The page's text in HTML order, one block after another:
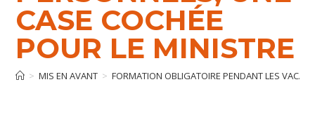
CASE COCHÉE
POUR LE MINISTRE
> MIS EN AVANT > FORMATION OBLIGATOIRE PENDANT LES